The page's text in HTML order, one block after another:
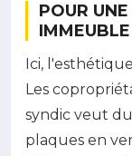
POUR
Ici,
Les
syndic veut
plaques en